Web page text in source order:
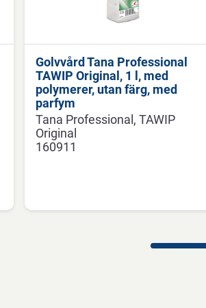
Golvvård Tana Professional
TAWIP Original, 1 l, med
polymerer, utan färg, med
parfym
Tana Professional
TAWIP
Original
160911